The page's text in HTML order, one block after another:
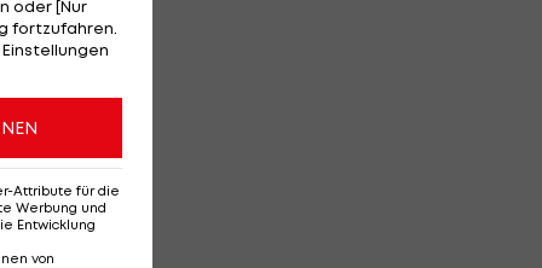
oder [Nur
fortzufahren.
Attribute für die
Werbung und
Entwicklung
von